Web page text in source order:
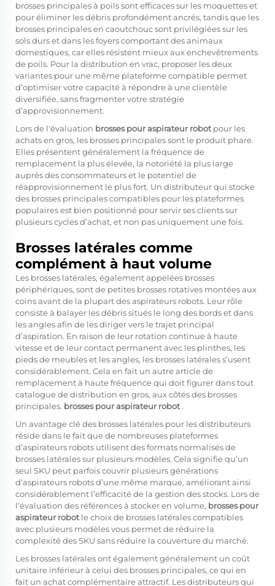
brosses principales à poils sont efficaces sur les moquettes et
pour éliminer les débris profondément ancrés, tandis que les
brosses principales en caoutchouc sont privilégiées sur les
sols durs et dans les foyers comportant des animaux
domestiques, car elles résistent mieux aux enchevêtrements
de poils. Pour la distribution en vrac, proposer les deux
variantes pour une même plateforme compatible permet
d’optimiser votre capacité à répondre à une clientèle
diversifiée, sans fragmenter votre stratégie
d’approvisionnement.
Lors de l'évaluation brosses pour aspirateur robot pour les
achats en gros, les brosses principales sont le produit phare.
Elles présentent généralement la fréquence de
remplacement la plus élevée, la notoriété la plus large
auprès des consommateurs et le potentiel de
réapprovisionnement le plus fort. Un distributeur qui stocke
des brosses principales compatibles pour les plateformes
populaires est bien positionné pour servir ses clients sur
plusieurs cycles d’achat, et non pas uniquement une fois.
Brosses latérales comme
complément à haut volume
Les brosses latérales, également appelées brosses
périphériques, sont de petites brosses rotatives montées aux
coins avant de la plupart des aspirateurs robots. Leur rôle
consiste à balayer les débris situés le long des bords et dans
les angles afin de les diriger vers le trajet principal
d’aspiration. En raison de leur rotation continue à haute
vitesse et de leur contact permanent avec les plinthes, les
pieds de meubles et les angles, les brosses latérales s’usent
considérablement. Cela en fait un autre article de
remplacement à haute fréquence qui doit figurer dans tout
catalogue de distribution en gros, aux côtés des brosses
principales. brosses pour aspirateur robot .
Un avantage clé des brosses latérales pour les distributeurs
réside dans le fait que de nombreuses plateformes
d’aspirateurs robots utilisent des formats normalisés de
brosses latérales sur plusieurs modèles. Cela signifie qu’un
seul SKU peut parfois couvrir plusieurs générations
d’aspirateurs robots d’une même marque, améliorant ainsi
considérablement l’efficacité de la gestion des stocks. Lors de
l’évaluation des références à stocker en volume, brosses pour
aspirateur robot le choix de brosses latérales compatibles
avec plusieurs modèles vous permet de réduire la
complexité des SKU sans réduire la couverture du marché.
Les brosses latérales ont également généralement un coût
unitaire inférieur à celui des brosses principales, ce qui en
fait un achat complémentaire attractif. Les distributeurs qui